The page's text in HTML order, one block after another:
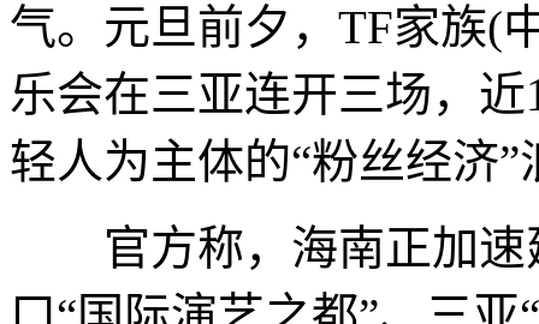
气。元旦前夕，TF家族(
乐会在三亚连开三场，
轻人为主体的“粉丝经济”
官方称，海南正加速